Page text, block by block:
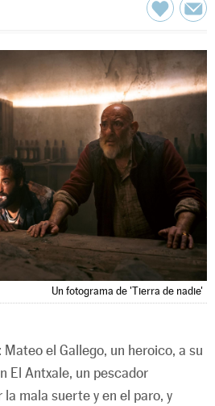
Un fotograma de 'Tierra de nadie'
el Gallego, un heroico, a su
El Antxale, un pescador
mala suerte y en el paro, y